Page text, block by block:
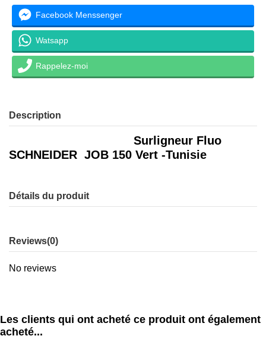
Facebook Menssenger
Watsapp
Rappelez-moi
Description
Surligneur Fluo
SCHNEIDER JOB 150 Vert -Tunisie
Détails du produit
Reviews(0)
No reviews
Les clients qui ont acheté ce produit ont également
acheté...